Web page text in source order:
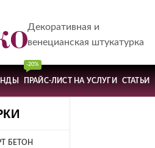
Декоративная и
венецианская штукатурка
ПРАЙС-ЛИСТ НА УСЛУГИ
-20%
СТАТЬИ
БЕТОН